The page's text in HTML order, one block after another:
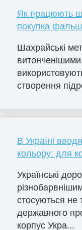
Як працюють
покупка
Шахрайські
створення
В Україні
кольору: для
Українські
стосуються не
державного
корпус Укра...